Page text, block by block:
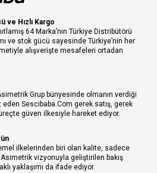
ve Hızlı Kargo
64 Marka’nın Türkiye Distribütörü
ve stok gücü sayesinde Türkiye’nin her
alışverişte mesafeleri ortadan
Grup bünyesinde olmanın verdiği
Sescibaba.Com gerek satış, gerek
güven ilkesiyle hareket ediyor.
ilkelerinden biri olan kalite, sadece
vizyonuyla geliştirilen bakış
yaklaşımı da ifade ediyor.